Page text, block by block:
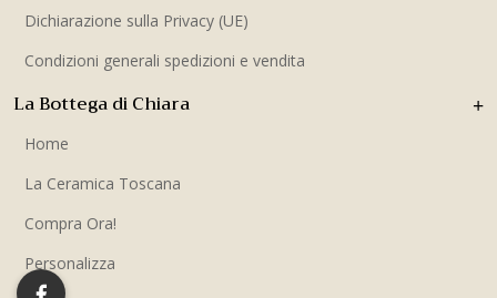
La Bottega di Chiara
Home
La Ceramica Toscana
Compra Ora!
Personalizza
Dichiarazione sulla Privacy (UE)
Condizioni generali spedizioni e vendita